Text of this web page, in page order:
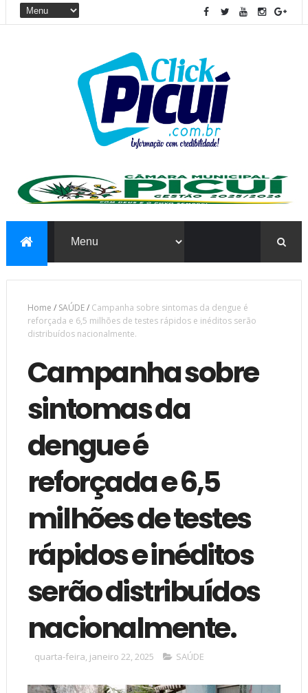
Home / SAÚDE/ Campanha sobre sintomas da dengue é
reforçada e 6,5 milhões de testes rápidos e inéditos serão
distribuídos nacionalmente.
Campanha sobre
sintomas da
dengue é
reforçada e 6,5
milhões de testes
rápidos e inéditos
serão distribuídos
nacionalmente.
quarta-feira, janeiro 22, 2025 SAÚDE